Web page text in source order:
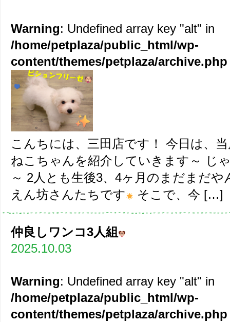
Warning: Undefined array key "alt" in
/home/petplaza/public_html/wp-
content/themes/petplaza/archive.php
こんちには、三田店です！ 今日は、
ねこちゃんを紹介していきます～ じ
～ 2人とも生後3、4ヶ月のまだまだ
えん坊さんたちです
そこで、今 […]
仲良しワンコ3人組
2025.10.03
Warning: Undefined array key "alt" in
/home/petplaza/public_html/wp-
content/themes/petplaza/archive.php